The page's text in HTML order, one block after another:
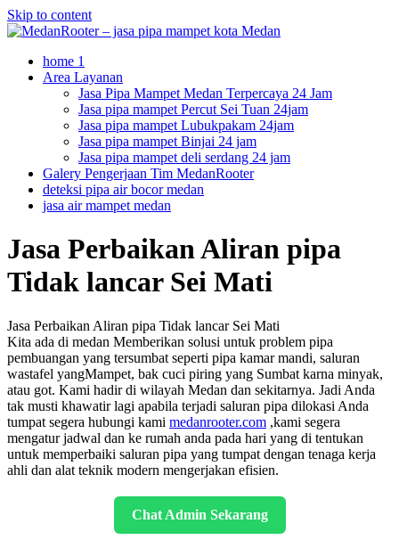
Skip to content
home 1
Area Layanan
Jasa Pipa Mampet Medan Terpercaya 24 Jam
Jasa pipa mampet Percut Sei Tuan 24jam
Jasa pipa mampet Lubukpakam 24jam
Jasa pipa mampet Binjai 24 jam
Jasa pipa mampet deli serdang 24 jam
Galery Pengerjaan Tim MedanRooter
deteksi pipa air bocor medan
jasa air mampet medan
Jasa Perbaikan Aliran pipa
Tidak lancar Sei Mati
Jasa Perbaikan Aliran pipa Tidak lancar Sei Mati
Kita ada di medan Memberikan solusi untuk problem pipa
pembuangan yang tersumbat seperti pipa kamar mandi, saluran
wastafel yangMampet, bak cuci piring yang Sumbat karna minyak,
atau got. Kami hadir di wilayah Medan dan sekitarnya. Jadi Anda
tak musti khawatir lagi apabila terjadi saluran pipa dilokasi Anda
tumpat segera hubungi kami medanrooter.com ,kami segera
mengatur jadwal dan ke rumah anda pada hari yang di tentukan
untuk memperbaiki saluran pipa yang tumpat dengan tenaga kerja
ahli dan alat teknik modern mengerjakan efisien.
Chat Admin Sekarang